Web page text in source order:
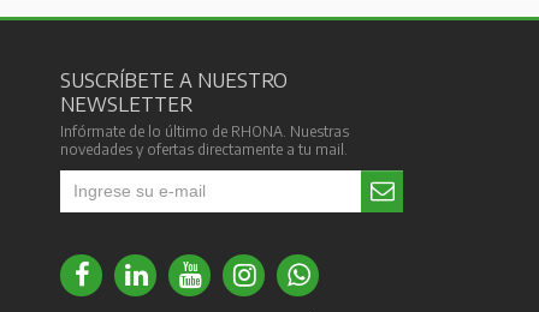
SUSCRÍBETE A NUESTRO
NEWSLETTER
Infórmate de lo último de RHONA. Nuestras
novedades y ofertas directamente a tu mail.